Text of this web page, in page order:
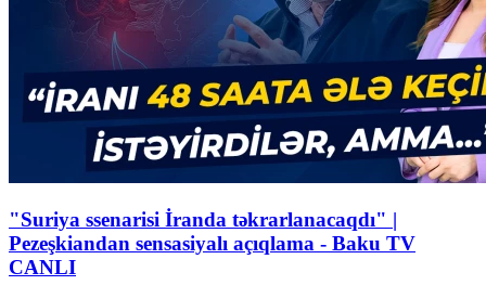
"Suriya ssenarisi İranda təkrarlanacaqdı" |
Pezeşkiandan sensasiyalı açıqlama - Baku TV
CANLI